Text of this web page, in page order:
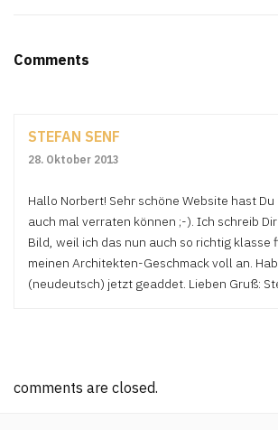
Comments
STEFAN SENF
28. Oktober 2013
Hallo Norbert! Sehr schöne Website hast Du
auch mal verraten können ;-). Ich schreib
Bild, weil ich das nun auch so richtig klasse
meinen Architekten-Geschmack voll an.
(neudeutsch) jetzt geaddet. Lieben Gruß:
comments are closed.